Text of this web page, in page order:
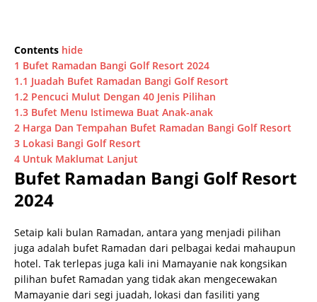
Contents hide
1 Bufet Ramadan Bangi Golf Resort 2024
1.1 Juadah Bufet Ramadan Bangi Golf Resort
1.2 Pencuci Mulut Dengan 40 Jenis Pilihan
1.3 Bufet Menu Istimewa Buat Anak-anak
2 Harga Dan Tempahan Bufet Ramadan Bangi Golf Resort
3 Lokasi Bangi Golf Resort
4 Untuk Maklumat Lanjut
Bufet Ramadan Bangi Golf Resort
2024
Setaip kali bulan Ramadan, antara yang menjadi pilihan
juga adalah bufet Ramadan dari pelbagai kedai mahaupun
hotel. Tak terlepas juga kali ini Mamayanie nak kongsikan
pilihan bufet Ramadan yang tidak akan mengecewakan
Mamayanie dari segi juadah, lokasi dan fasiliti yang